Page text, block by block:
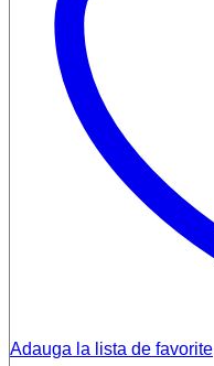
Adauga la lista de favorite